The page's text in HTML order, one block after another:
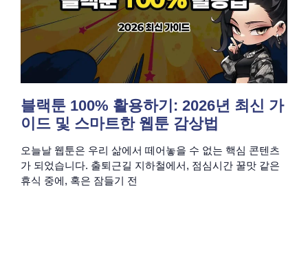
블랙툰 100% 활용하기: 2026년 최신 가
이드 및 스마트한 웹툰 감상법
오늘날 웹툰은 우리 삶에서 떼어놓을 수 없는 핵심 콘텐츠
가 되었습니다. 출퇴근길 지하철에서, 점심시간 꿀맛 같은
휴식 중에, 혹은 잠들기 전